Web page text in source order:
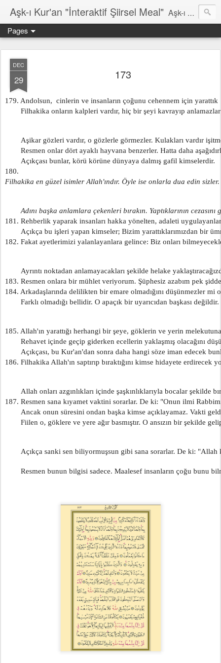
Aşk-ı Kur'an "İnteraktif Şiirsel Meal" Aşk-ı Kur'an; Orjinali, devrin tüm şiirlerini ortadan kaldırıp, kendine özgün şiirsel ahengiyle, tahta oturan Kur'an'ı Kerim'dir. Bu çalışma ise şiir tadında, ama şiir olduğu iddaa edilmeyen özgün bir mealidir. Şiir, şairin kendine göre hissettiği, şiir okuyucunun da kendine göre haz aldığı özgün bir duygusal bütünlüktür. İnteraktif Kuran'ı Kerim Meali, işiten herkese kendine has ruhsal bir bütünlük verir.
Pages
DEC
29 173
179. Andolsun,  cinlerin ve insanların çoğunu cehennem için yarattık
Filhakika onların kalpleri vardır, hiç bir şeyi kavrayıp anlamazlar
Aşikar gözleri vardır, o gözlerle görmezler. Kulakları vardır
Resmen onlar dört ayaklı hayvana benzerler. Hatta daha
Açıkçası bunlar, körü körüne dünyaya dalmış gafil kimselerdir.
180.
Filhakika en güzel isimler Allah'ındır. Öyle ise onlarla dua edin sizler.
Adını başka anlamlara çekenleri bırakın. Yaptıklarının cezasını
181. Rehberlik yaparak insanları hakka yönelten, adaleti
Açıkça bu işleri yapan kimseler; Bizim yarattıklarımızdan bir
182. Fakat ayetlerimizi yalanlayanlara gelince: Biz onları
Ayrıntı noktadan anlamayacakları şekilde helake
183. Resmen onlara bir mühlet veriyorum. Şüphesiz azabım pek
184. Arkadaşlarında delilikten bir emare olmadığını düşünmezler mi
Farklı olmadığı bellidir. O apaçık bir uyarıcıdan başkası değildir.
185. Allah'ın yarattığı herhangi bir şeye, göklerin ve yerin
Rehavet içinde geçip giderken ecellerin yaklaşmış olacağını
Açıkçası, bu Kur'an'dan sonra daha hangi söze iman edecek
186. Filhakika Allah'ın saptırıp bıraktığını kimse hidayete erdirecek
Allah onları azgınlıkları içinde şaşkınlıklarıyla bocalar şekilde
187. Resmen sana kıyamet vaktini sorarlar. De ki: "Onun ilmi
Ancak onun süresini ondan başka kimse açıklayamaz. Vakti
Fiilen o, göklere ve yere ağır basmıştır. O ansızın bir şekilde
Açıkça sanki sen biliyormuşsun gibi sana sorarlar. De ki: "Allah
Resmen bunun bilgisi sadece. Maalesef insanların çoğu bunu